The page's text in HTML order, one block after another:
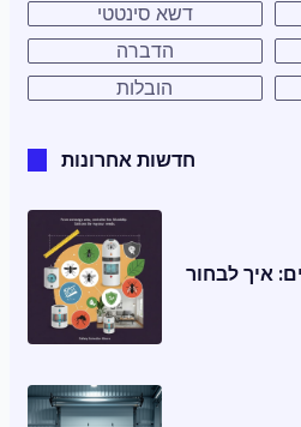
דשא סינטטי
הדברה
הובלות
חדשות אחרונות
איך לבחור